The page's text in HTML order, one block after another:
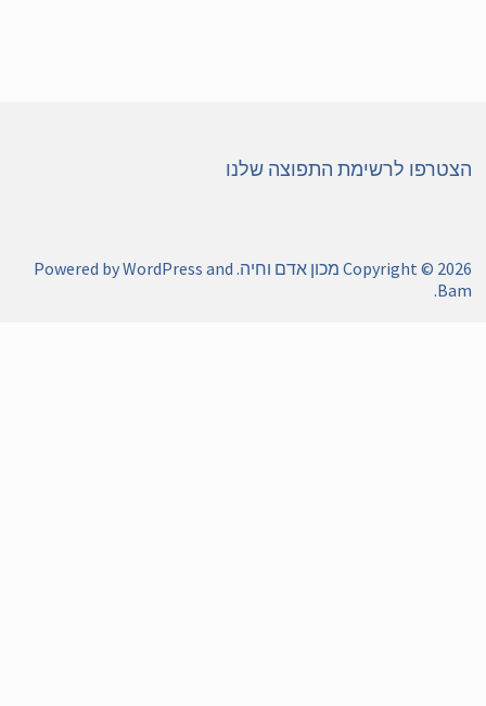
לרשימת התפוצה שלנו
Copyright ©מכון אדם וחיה. Powered by
WordPressand
.